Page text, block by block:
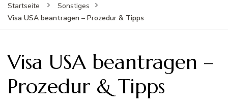
Startseite
Sonstiges
Visa USA beantragen – Prozedur & Tipps
Visa USA beantragen –
Prozedur & Tipps